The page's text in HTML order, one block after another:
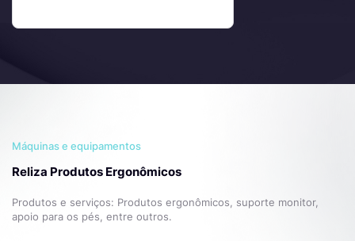
Máquinas e equipamentos
Reliza Produtos Ergonômicos
Produtos e serviços: Produtos ergonômicos, suporte monitor,
apoio para os pés, entre outros.